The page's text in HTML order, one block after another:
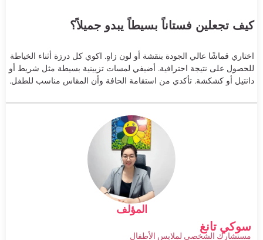
كيف تجعلين فستاناً بسيطاً يبدو جميلاً؟
اختاري قماشًا عالي الجودة بنقشة أو لون زاهٍ. اكوي كل درزة أثناء الخياطة
للحصول على نتيجة احترافية. أضيفي لمسات تزيينية بسيطة مثل شريط أو
دانتيل أو كشكشة. تأكدي من استقامة الحافة وأن المقاس مناسب للطفل.
المؤلف
سوكي تانغ
مستشارك الشخصي لملابس الأطفال